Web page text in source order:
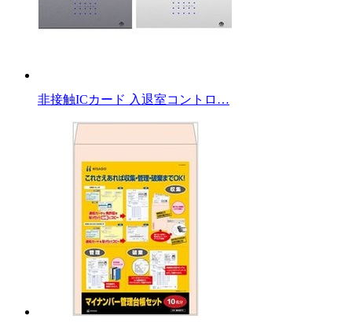
非接触ICカード 入退室コントロ…